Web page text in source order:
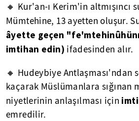
🔸 Kur'an-ı Kerim'in altmışıncı
Mümtehine, 13 ayetten oluşur.
âyette geçen
imtihan edin) ifadesinden alır.
🔸 Hudeybiye Antlaşması'ndan
kaçarak Müslümanlara sığınan
niyetlerinin anlaşılması için
emredilir.